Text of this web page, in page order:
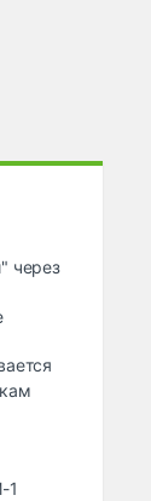
через
1